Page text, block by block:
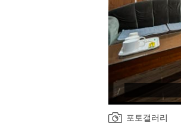
포토갤러리